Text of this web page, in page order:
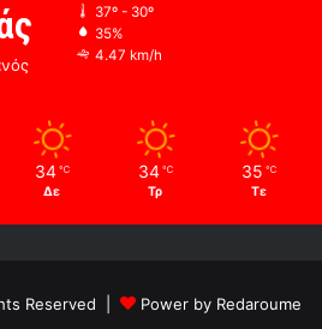
37º - 30º
35%
4.47 km/h
34 ℃
Δε
34 ℃
Τρ
35 ℃
Τε
Reserved | Power by Redaroume